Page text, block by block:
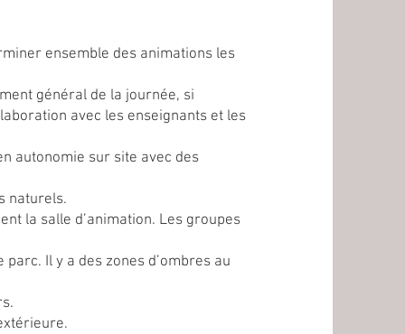
ensemble des animations les
général de la journée, si
avec les enseignants et les
autonomie sur site avec des
naturels.
la salle d’animation. Les groupes
Il y a des zones d’ombres au